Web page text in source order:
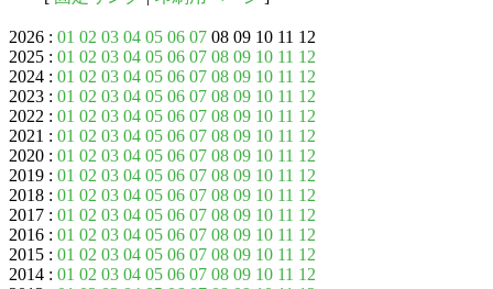
2026 : 01 02 03 04 05 06 07 08 09 10 11 12
2025 : 01 02 03 04 05 06 07 08 09 10 11 12
2024 : 01 02 03 04 05 06 07 08 09 10 11 12
2023 : 01 02 03 04 05 06 07 08 09 10 11 12
2022 : 01 02 03 04 05 06 07 08 09 10 11 12
2021 : 01 02 03 04 05 06 07 08 09 10 11 12
2020 : 01 02 03 04 05 06 07 08 09 10 11 12
2019 : 01 02 03 04 05 06 07 08 09 10 11 12
2018 : 01 02 03 04 05 06 07 08 09 10 11 12
2017 : 01 02 03 04 05 06 07 08 09 10 11 12
2016 : 01 02 03 04 05 06 07 08 09 10 11 12
2015 : 01 02 03 04 05 06 07 08 09 10 11 12
2014 : 01 02 03 04 05 06 07 08 09 10 11 12